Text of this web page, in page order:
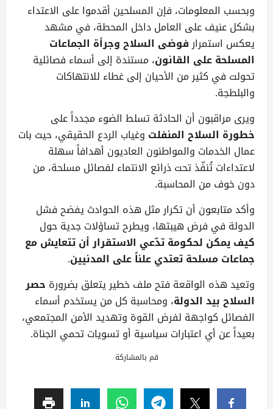
وبحسب المعلومات، فإن المسلحين أقدموا على الاعتداء
بشكل عنيف على العامل داخل المحطة، في مشهد
يعكس استمرارفوضى السلاح وجرأة الجماعات
المسلحة على القانون، مستندة إلى أسماء فصائلية
تحولت في كثير من الأحيان إلى غطاء للانتهاكات
والبلطجة.
ويرى مراقبون أن الحادثة تسلط الضوء مجدداً على
خطورة السلاح المنفلت وغياب الردع الحقيقي، حيث بات
عمال الخدمات والمواطنون العاديون أهدافاً سهلة
لاعتداءات تُنفّذ تحت ذرائع الانتماء لفصائل مسلحة، من
دون خوف من المحاسبة.
وأكد متابعون أن تكرار مثل هذه الحوادث يفضح فشل
الدولة في فرض هيبتها، ويطرح تساؤلات جدية حول
كيف يمكن لحكومة تدّعي الاستقرار أن تتعايش مع
جماعات مسلحة تعتدي علناً على المدنيين.
وتعيد هذه الواقعة فتح ملف خطير يتعلق بضرورة حصر
السلاح بيد الدولة، ومحاسبة كل من يستخدم أسماء
الفصائل كواجهة لفرض القوة وتهديد الأمن المجتمعي،
بعيداً عن أي اعتبارات سياسية أو تسويات تحمي الجناة.
قم بالمشاركة